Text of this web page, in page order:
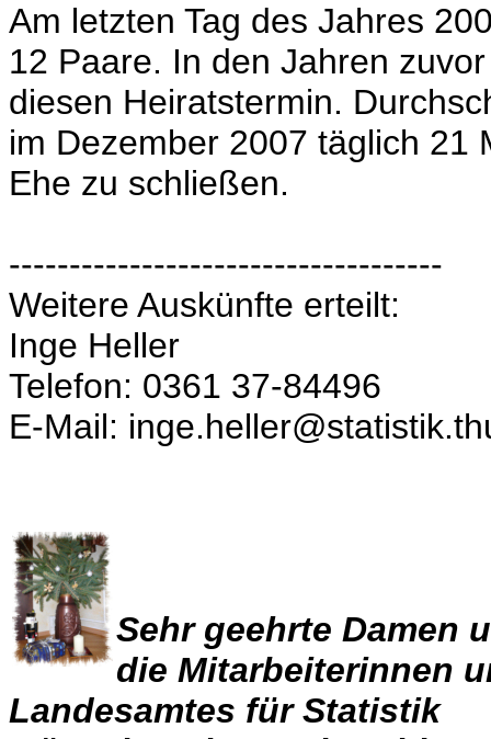
Am letzten Tag des Jahres
12 Paare. In den Jahren
diesen Heiratstermin.
im Dezember 2007 täglich 21
Ehe zu schließen.
------------------------------------
Weitere Auskünfte erteilt:
Inge Heller
Telefon: 0361 37-84496
E-Mail:
Sehr geehrte Damen
die Mitarbeiterinnen
Landesamtes für Statistik